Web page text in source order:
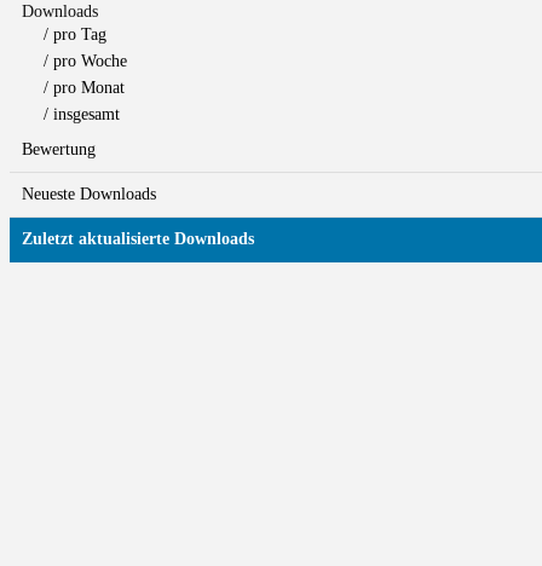
Downloads
/ pro Tag
/ pro Woche
/ pro Monat
/ insgesamt
Bewertung
Neueste Downloads
Zuletzt aktualisierte Downloads